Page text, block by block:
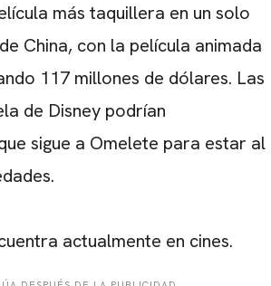
más taquillera en un solo
China, con la película animada
117 millones de dólares. Las
de Disney podrían
sigue a Omelete para estar al
actualmente en cines.